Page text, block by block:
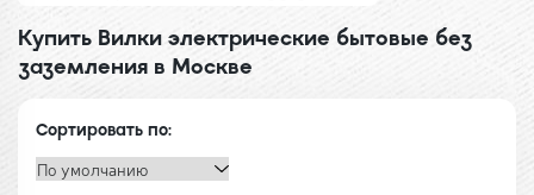
Купить Вилки электрические бытовые без
заземления в Москве
Сортировать по: